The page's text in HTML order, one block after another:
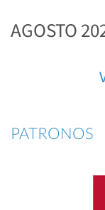
AGOSTO
PATRONOS